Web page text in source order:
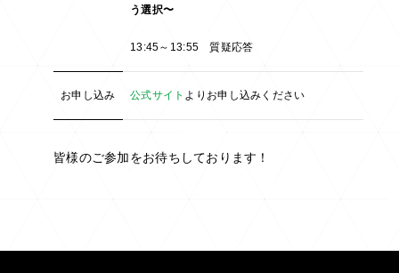
う選択〜
13:45～13:55 質疑応答
お申し込み 公式サイト よりお申し込みください
皆様のご参加をお待ちしております！